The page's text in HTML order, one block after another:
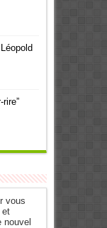
rire”
vous
et
nouvel